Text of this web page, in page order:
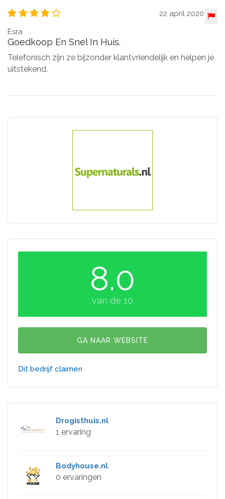
22 april 2020
Esra
Goedkoop En Snel In Huis.
Telefonisch zijn ze bijzonder klantvriendelijk en helpen je
uitstekend.
8.0
van de 10
GA NAAR WEBSITE
Dit bedrijf claimen
Drogisthuis.nl
1 ervaring
Bodyhouse.nl
0 ervaringen